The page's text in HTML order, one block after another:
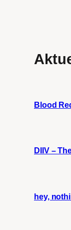
Blood
DIIV –
hey,